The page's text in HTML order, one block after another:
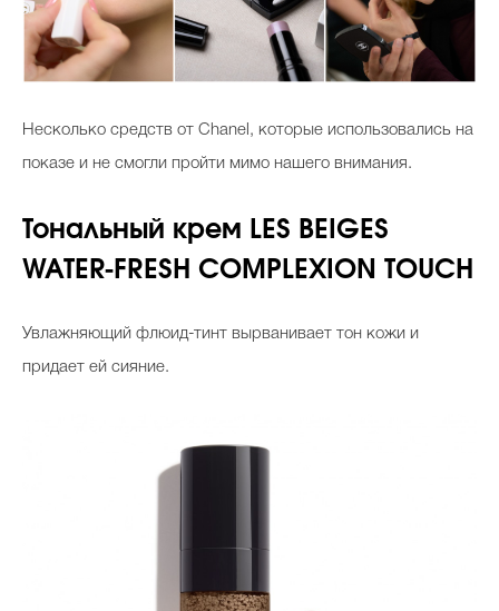
Несколько средств от Chanel, которые использовались на
показе и не смогли пройти мимо нашего внимания.
Тональный крем LES BEIGES
WATER-FRESH COMPLEXION TOUCH
Увлажняющий флюид-тинт вырванивает тон кожи и
придает ей сияние.